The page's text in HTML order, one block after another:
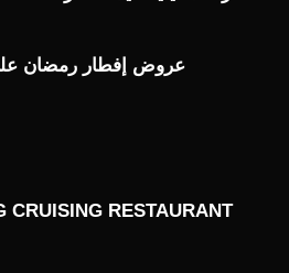
عروض إفطار رمضان
CRUISING RESTAURANT